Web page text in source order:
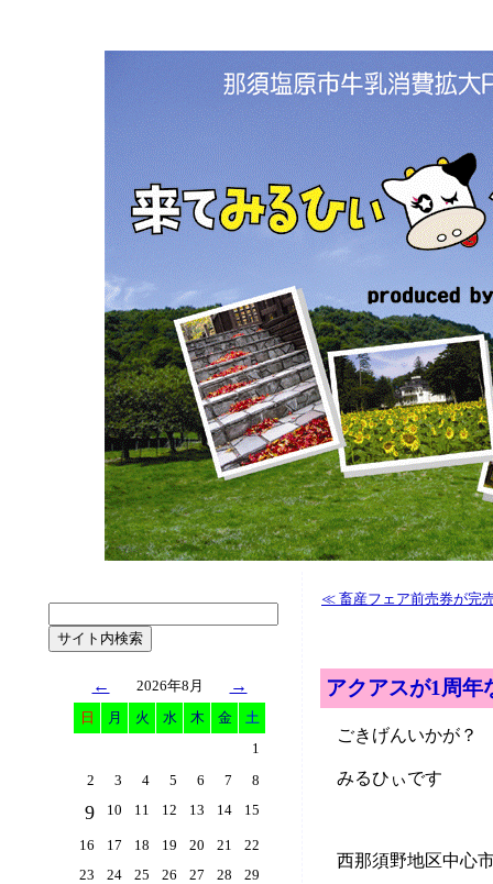
← 2026年8月 →
日 月 火 水 木 金
土
1
2
3 4 5 6 7 8
9 10 11 12 13 14 15
16 17 18 19 20 21
22
23
24 25 26 27 28
29
≪ 畜産フェア前売券が完
アクアスが1周年
ごきげんいかが？
みるひぃです
西那須野地区中心